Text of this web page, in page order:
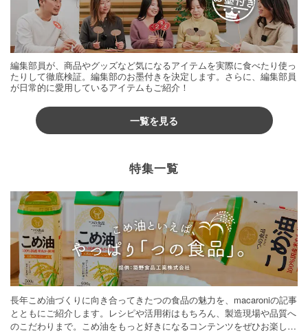
編集部員が、商品やグッズなど気になるアイテムを実際に食べたり使っ
たりして徹底検証。編集部のお墨付きを決定します。さらに、編集部員
が日常的に愛用しているアイテムもご紹介！
一覧を見る
特集一覧
長年こめ油づくりに向き合ってきたつの食品の魅力を、macaroniの記事
とともにご紹介します。レシピや活用術はもちろん、製造現場や品質へ
のこだわりまで。こめ油をもっと好きになるコンテンツをぜひお楽しみ